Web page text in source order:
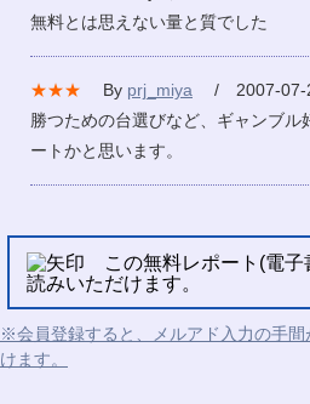
無料とは思えない量と質でした
★★★ By prj_miya
/ 2007-07-
勝つための台選びなど、ギャンブル
ートかと思います。
この無料レポート(電子
読みいただけます。
※会員登録すると、メルアド入力の手
けます。